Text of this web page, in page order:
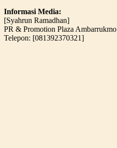
Informasi Media:
[Syahrun Ramadhan]
PR & Promotion Plaza Ambarrukmo
Telepon: [081392370321]